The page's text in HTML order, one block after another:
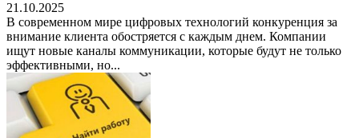
21.10.2025
В современном мире цифровых технологий конкуренция за
внимание клиента обостряется с каждым днем. Компании
ищут новые каналы коммуникации, которые будут не только
эффективными, но...